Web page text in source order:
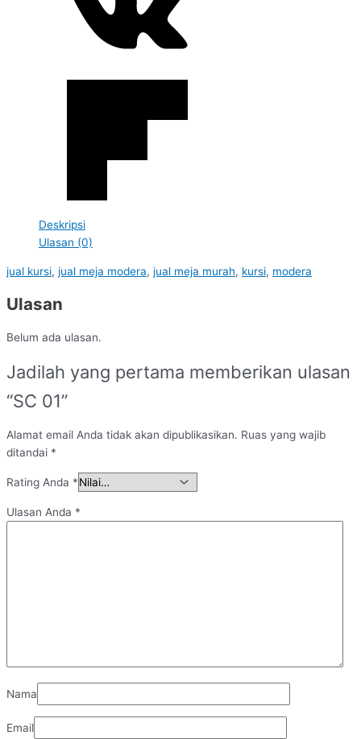
Deskripsi
Ulasan (0)
jual kursi, jual meja modera, jual meja murah, kursi, modera
Ulasan
Belum ada ulasan.
Jadilah yang pertama memberikan ulasan
“SC 01”
Alamat email Anda tidak akan dipublikasikan. Ruas yang wajib
ditandai *
Rating Anda *
Ulasan Anda *
Nama
Email